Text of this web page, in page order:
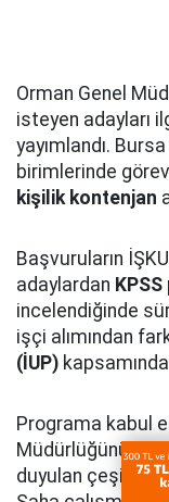
Orman Genel
isteyen adayları
yayımlandı.
birimlerinde
kişilik kontenjan
Başvuruların
adaylardan
incelendiğinde
işçi alımından
(İUP)
Programa kabul
Müdürlüğünün il
duyulan çeşitli